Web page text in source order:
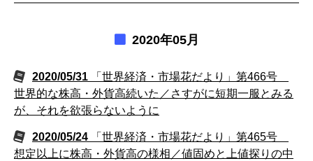
2020年05月
2020/05/31
「世界経済・市場花だより」第466号
世界的な株高・外貨高続いた／さすがに短期一服とみる
が、それを欲張らないように
2020/05/24
「世界経済・市場花だより」第465号
想定以上に株高・外貨高の様相／値固めと上値探りの中